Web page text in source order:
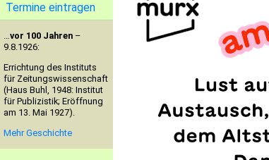
Termine eintragen
…vor 100 Jahren –
9.8.1926:
Errichtung des Instituts
für Zeitungswissenschaft
(Haus Buhl, 1948: Institut
für Publizistik; Eröffnung
am 13. Mai 1927).
Mehr Geschichte